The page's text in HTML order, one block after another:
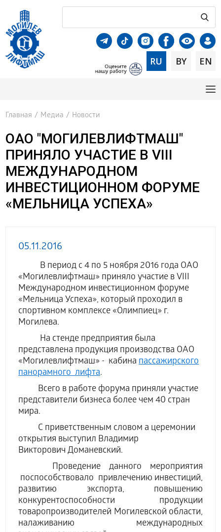
RU BY EN
Главная / Медиа / Новости
ОАО "МОГИЛЕВЛИФТМАШ"
ПРИНЯЛО УЧАСТИЕ В VIII
МЕЖДУНАРОДНОМ
ИНВЕСТИЦИОННОМ ФОРУМЕ
«МЕЛЬНИЦА УСПЕХА»
05.11.2016
В период с4 по 5 ноября 2016 года ОАО
«Могилевлифтмаш» приняло участие в VIII
Международном инвестиционном форуме
«Мельница Успеха», который проходил в
спортивном комплексе «Олимпиец» г.
Могилева.
На стенде предприятия была
представлена продукция производства ОАО
«Могилевлифтмаш» - кабинапассажирского
панорамного лифта.
Всего в работе форума приняли участие
представители бизнеса более чем 40 стран
мира.
С приветственным словом а церемонии
открытия выступил Владимир
Викторович Доманевский.
Проведение данного мероприятия
поспособствовало привлечению инвестиций,
развитию экспорта, повышению
конкурентоспособности продукции
товаропроизводителей Могилевской области,
налаживанию международных